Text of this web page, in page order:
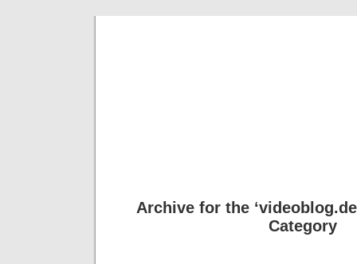
Archive for the
Category